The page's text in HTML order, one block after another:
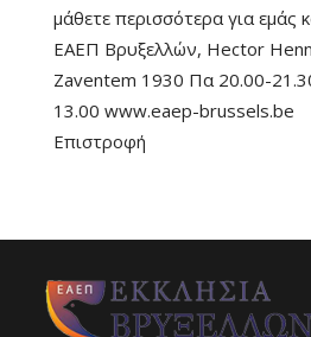
μάθετε περισσότερα για εμάς
ΕΑΕΠ Βρυξελλών, Hector
Zaventem 1930 Πα 20.00-
13.00 www.eaep-brussels.be
Επιστροφή